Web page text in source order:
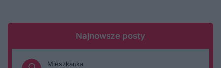
Najnowsze posty
Mieszkanka